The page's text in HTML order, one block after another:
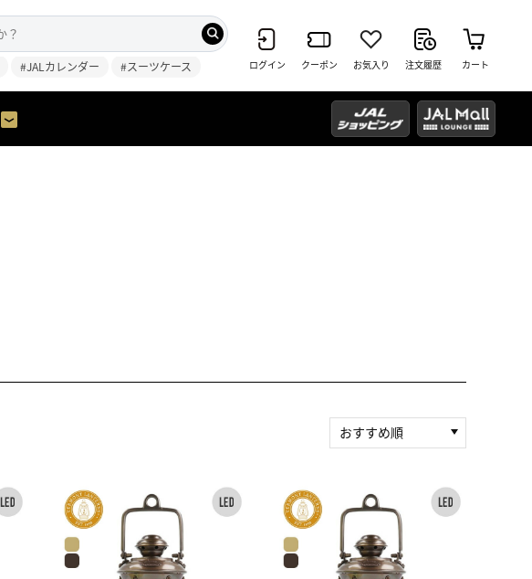
#JALカレンダー #スーツケース ログイン クーポン お気入り 注文履歴 カート
おすすめ順
積算マイル率（高い
順）
人気順
レビュー件数（多い
順）
レビュー評価（高い